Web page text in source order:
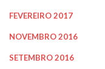
FEVEREIRO 2017
NOVEMBRO 2016
SETEMBRO 2016